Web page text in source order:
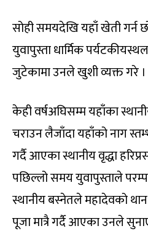
सोही समयदेखि यहाँ खेती गर्न
युवापुस्ता धार्मिक
जुटेकामा उनले खुशी व्यक्त गरे ।
केही वर्षअघिसम्म यहाँका
चराउन लैजाँदा यहाँको नाग
गर्दै आएका स्थानीय वृद्धा
पछिल्लो समय युवापुस्ताले
स्थानीय बस्नेतले महादेवको
पूजा मात्रै गर्दै आएका उनले